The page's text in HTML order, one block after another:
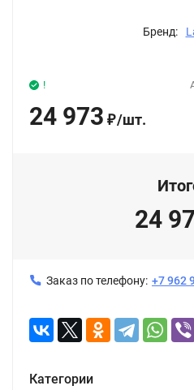
Бренд:
!
24 973 ₽/шт.
24
Заказ по телефону: +7 962
Категории